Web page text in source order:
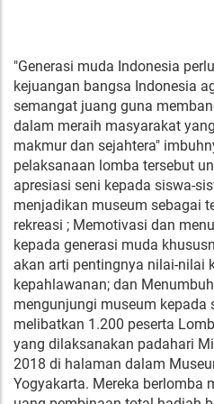
"Generasi muda Indonesia
kejuangan bangsa Indonesia
semangat juang guna
dalam meraih masyarakat
makmur dan sejahtera"
pelaksanaan lomba tersebut
apresiasi seni kepada siswa-
menjadikan museum sebagai
rekreasi ; Memotivasi dan
kepada generasi muda
akan arti pentingnya nilai-nilai
kepahlawanan; dan
mengunjungi museum kepada
melibatkan 1.200 peserta
yang dilaksanakan padahari
2018 di halaman dalam
Yogyakarta. Mereka berlomba